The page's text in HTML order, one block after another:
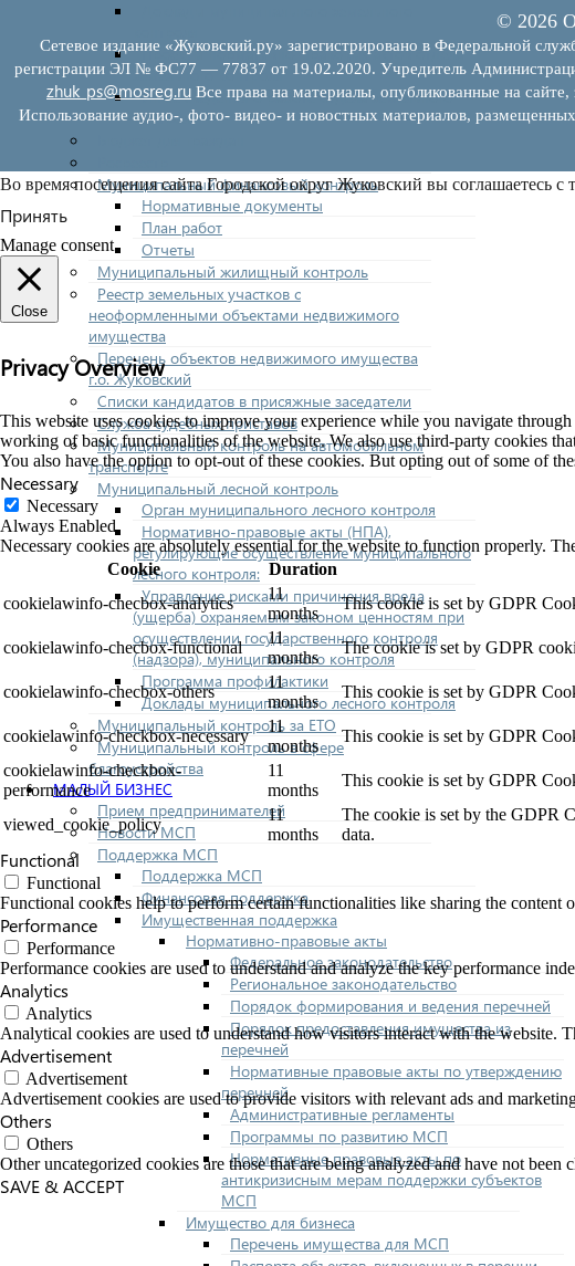
Проекты нормативно-правовых актов отдела
земельного контроля
Иные сведения о работе отдела земельного
контроля
Муниципальный финансовый контроль
Нормативные документы
План работ
Отчеты
Муниципальный жилищный контроль
Реестр земельных участков с
неоформленными объектами недвижимого
имущества
Перечень объектов недвижимого имущества
г.о. Жуковский
Списки кандидатов в присяжные заседатели
Служба судебных приставов
Муниципальный контроль на автомобильном
транспорте
Муниципальный лесной контроль
Орган муниципального лесного контроля
Нормативно-правовые акты (НПА),
регулирующие осуществление муниципального
лесного контроля:
Управление рисками причинения вреда
(ущерба) охраняемым законом ценностям при
осуществлении государственного контроля
(надзора), муниципального контроля
Программа профилактики
Доклады муниципального лесного контроля
Муниципальный контроль за ЕТО
Муниципальный контроль в сфере
благоустройства
МАЛЫЙ БИЗНЕС
Прием предпринимателей
Новости МСП
Поддержка МСП
Поддержка МСП
Финансовая поддержка
Имущественная поддержка
Нормативно-правовые акты
Федеральное законодательство
Региональное законодательство
Порядок формирования и ведения перечней
Порядок предоставления имущества из
перечней
Нормативные правовые акты по утверждению
перечней
Административные регламенты
Программы по развитию МСП
Нормативные правовые акты по
антикризисным мерам поддержки субъектов
МСП
Имущество для бизнеса
Перечень имущества для МСП
© 2026
Сетевое издание «Жуковский.ру» зарегистрировано в Федеральной
регистрации ЭЛ № ФС77 — 77837 от 19.02.2020. Учредитель
zhuk_ps@mosreg.ru Все права на материалы, опубликованные на
Использование аудио-, фото- видео- и новостных материалов,
Во время посещения сайта Городской округ Жуковский вы соглашаетесь
Принять
Manage consent
Close
Privacy Overview
This website uses cookies to improve your experience while you navigate
working of basic functionalities of the website. We also use third-party cookies
You also have the option to opt-out of these cookies. But opting out of some of
Necessary
Necessary
Always Enabled
Necessary cookies are absolutely essential for the website to function properly.
Cookie
Duration
cookielawinfo-checbox-analytics
11
months
This cookie is set by GDPR
cookielawinfo-checbox-functional
11
months
The cookie is set by GDPR
cookielawinfo-checbox-others
11
months
This cookie is set by GDPR
cookielawinfo-checkbox-necessary
11
months
This cookie is set by GDPR
cookielawinfo-checkbox-
performance
11
months
This cookie is set by GDPR
viewed_cookie_policy
11
months
The cookie is set by the GDPR
data.
Functional
Functional
Functional cookies help to perform certain functionalities like sharing the content
Performance
Performance
Performance cookies are used to understand and analyze the key performance
Analytics
Analytics
Analytical cookies are used to understand how visitors interact with the website.
Advertisement
Advertisement
Advertisement cookies are used to provide visitors with relevant ads and
Others
Others
Other uncategorized cookies are those that are being analyzed and have not been
SAVE & ACCEPT